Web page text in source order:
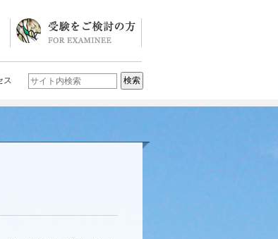
学校説明会・イベント一覧
入試要項・入試結果
Q&A
お問い合わせ
学校案内パンフレット
ス